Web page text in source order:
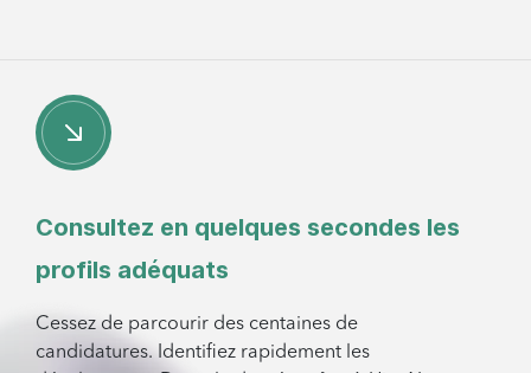
Consultez en quelques secondes les
profils adéquats
Cessez de parcourir des centaines de
candidatures. Identifiez rapidement les